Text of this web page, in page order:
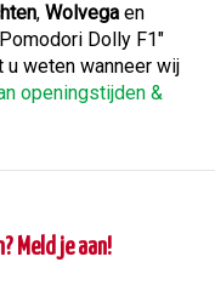
, Wolvega en
Dolly F1"
weten wanneer wij
openingstijden &
Meld je aan!